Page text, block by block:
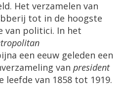
. Het verzamelen van
tot in de hoogste
van politici. In het
een eeuw geleden een
van president
leefde van 1858 tot 1919.